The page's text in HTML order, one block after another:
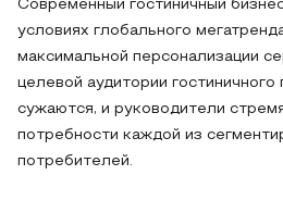
Современный гостиничный
условиях глобального
максимальной персонализации
целевой аудитории
сужаются, и руководители
потребности каждой из
потребителей.